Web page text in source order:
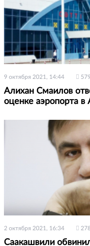
9 октября 2021, 14:44
Алихан Смаилов
оценке аэропорта в
2 октября 2021, 16:34
Саакашвили